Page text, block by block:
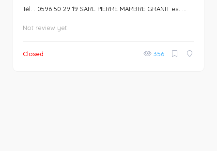
Tél. : 0596 50 29 19 SARL PIERRE MARBRE GRANIT est ...
Not review yet
Closed 356